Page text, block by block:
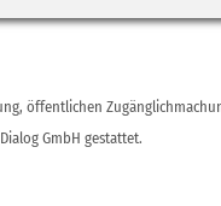
öffentlichen
GmbH gestattet.